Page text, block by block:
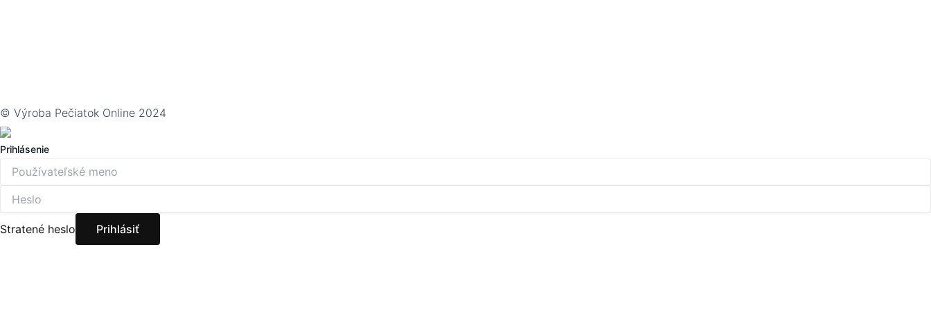
© Výroba Pečiatok Online 2024
Prihlásenie
Stratené heslo